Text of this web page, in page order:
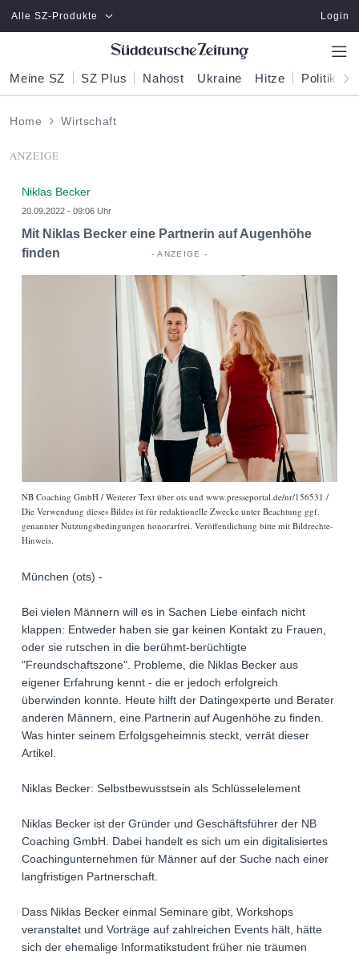
Zum Hauptinhalt springen
Alle SZ-Produkte Login
Meine SZ SZ Plus Nahost Ukraine Hitze Politik
Home Wirtschaft
ANZEIGE
Niklas Becker
20.09.2022 - 09:06 Uhr
Mit Niklas Becker eine Partnerin auf Augenhöhe
finden
NB Coaching GmbH / Weiterer Text über ots und www.presseportal.de/nr/156531 /
Die Verwendung dieses Bildes ist für redaktionelle Zwecke unter Beachtung ggf.
genannter Nutzungsbedingungen honorarfrei. Veröffentlichung bitte mit Bildrechte-
Hinweis.
München (ots) -
Bei vielen Männern will es in Sachen Liebe einfach nicht
klappen: Entweder haben sie gar keinen Kontakt zu Frauen,
oder sie rutschen in die berühmt-berüchtigte
"Freundschaftszone". Probleme, die Niklas Becker aus
eigener Erfahrung kennt - die er jedoch erfolgreich
überwinden konnte. Heute hilft der Datingexperte und Berater
anderen Männern, eine Partnerin auf Augenhöhe zu finden.
Was hinter seinem Erfolgsgeheimnis steckt, verrät dieser
Artikel.
Niklas Becker: Selbstbewusstsein als Schlüsselelement
Niklas Becker ist der Gründer und Geschäftsführer der NB
Coaching GmbH. Dabei handelt es sich um ein digitalisiertes
Coachingunternehmen für Männer auf der Suche nach einer
langfristigen Partnerschaft.
Dass Niklas Becker einmal Seminare gibt, Workshops
veranstaltet und Vorträge auf zahlreichen Events hält, hätte
sich der ehemalige Informatikstudent früher nie träumen